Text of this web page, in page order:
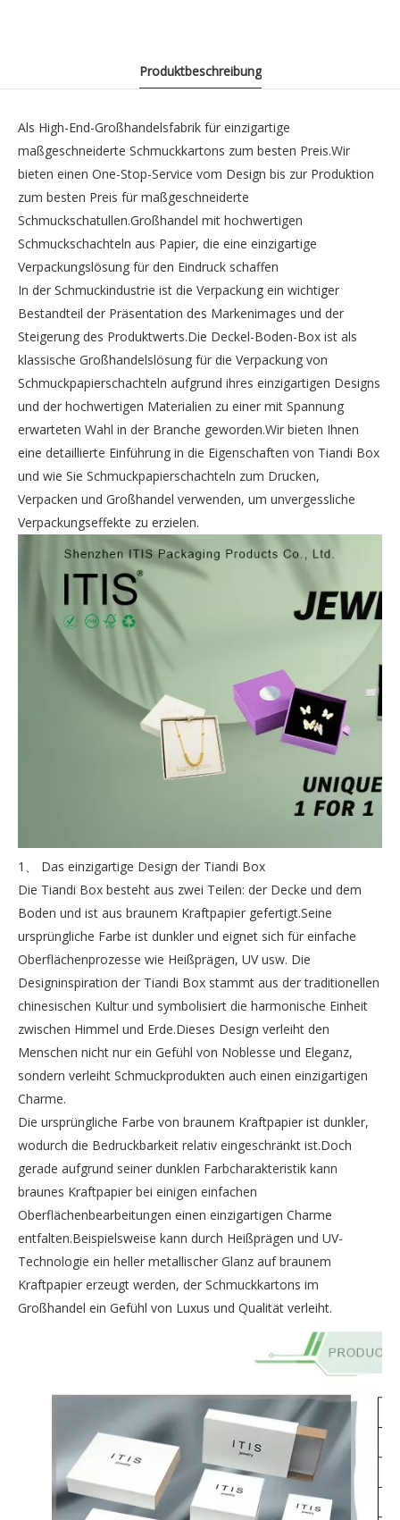
Produktbeschreibung
Als High-End-Großhandelsfabrik für einzigartige
maßgeschneiderte Schmuckkartons zum besten Preis.Wir
bieten einen One-Stop-Service vom Design bis zur Produktion
zum besten Preis für maßgeschneiderte
Schmuckschatullen.Großhandel mit hochwertigen
Schmuckschachteln aus Papier, die eine einzigartige
Verpackungslösung für den Eindruck schaffen
In der Schmuckindustrie ist die Verpackung ein wichtiger
Bestandteil der Präsentation des Markenimages und der
Steigerung des Produktwerts.Die Deckel-Boden-Box ist als
klassische Großhandelslösung für die Verpackung von
Schmuckpapierschachteln aufgrund ihres einzigartigen Designs
und der hochwertigen Materialien zu einer mit Spannung
erwarteten Wahl in der Branche geworden.Wir bieten Ihnen
eine detaillierte Einführung in die Eigenschaften von Tiandi Box
und wie Sie Schmuckpapierschachteln zum Drucken,
Verpacken und Großhandel verwenden, um unvergessliche
Verpackungseffekte zu erzielen.
1、 Das einzigartige Design der Tiandi Box
Die Tiandi Box besteht aus zwei Teilen: der Decke und dem
Boden und ist aus braunem Kraftpapier gefertigt.Seine
ursprüngliche Farbe ist dunkler und eignet sich für einfache
Oberflächenprozesse wie Heißprägen, UV usw. Die
Designinspiration der Tiandi Box stammt aus der traditionellen
chinesischen Kultur und symbolisiert die harmonische Einheit
zwischen Himmel und Erde.Dieses Design verleiht den
Menschen nicht nur ein Gefühl von Noblesse und Eleganz,
sondern verleiht Schmuckprodukten auch einen einzigartigen
Charme.
Die ursprüngliche Farbe von braunem Kraftpapier ist dunkler,
wodurch die Bedruckbarkeit relativ eingeschränkt ist.Doch
gerade aufgrund seiner dunklen Farbcharakteristik kann
braunes Kraftpapier bei einigen einfachen
Oberflächenbearbeitungen einen einzigartigen Charme
entfalten.Beispielsweise kann durch Heißprägen und UV-
Technologie ein heller metallischer Glanz auf braunem
Kraftpapier erzeugt werden, der Schmuckkartons im
Großhandel ein Gefühl von Luxus und Qualität verleiht.